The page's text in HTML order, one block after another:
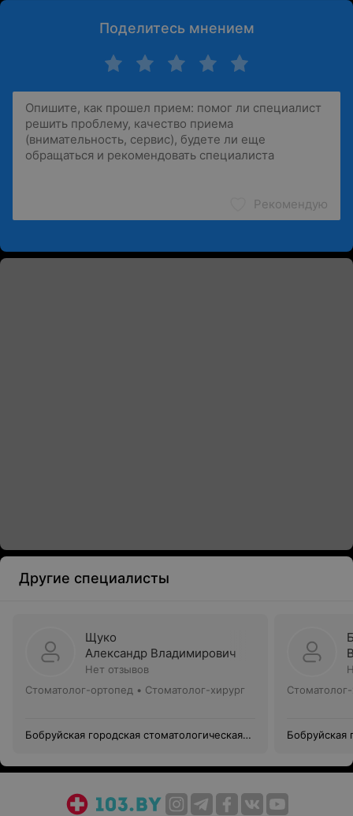
Поделитесь мнением
Рекомендую
Другие специалисты
Щуко
Александр Владимирович
Нет отзывов
Стоматолог-ортопед • Стоматолог-хирург
Бобруйская городская стоматологическая
Бобруйская